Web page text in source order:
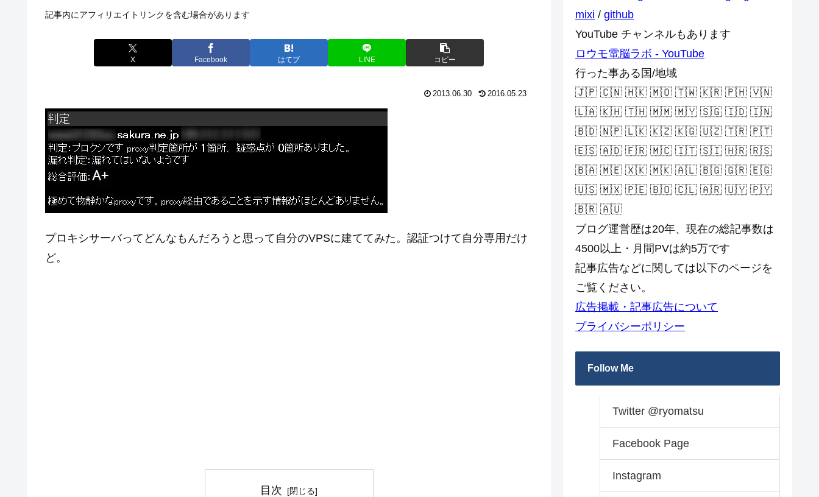
記事内にアフィリエイトリンクを含む場合があります
X Facebook はてブ LINE コピー
2013.06.30 2016.05.23
プロキシサーバってどんなもんだろうと思って自分のVPSに建ててみた。認証つけて自分専用だけ
ど。
目次
mixi / github
YouTube チャンネルもあります
ロウモ電脳ラボ - YouTube
行った事ある国/地域
🇯🇵 🇨🇳 🇭🇰 🇲🇴 🇹🇼 🇰🇷 🇵🇭 🇻🇳
🇱🇦 🇰🇭 🇹🇭 🇲🇲 🇲🇾 🇸🇬 🇮🇩 🇮🇳
🇧🇩 🇳🇵 🇱🇰 🇰🇿 🇰🇬 🇺🇿 🇹🇷 🇵🇹
🇪🇸 🇦🇩 🇫🇷 🇲🇨 🇮🇹 🇸🇮 🇭🇷 🇷🇸
🇧🇦 🇲🇪 🇽🇰 🇲🇰 🇦🇱 🇧🇬 🇬🇷 🇪🇬
🇺🇸 🇲🇽 🇵🇪 🇧🇴 🇨🇱 🇦🇷 🇺🇾 🇵🇾
🇧🇷 🇦🇺
ブログ運営歴は20年、現在の総記事数は
4500以上・月間PVは約5万です
記事広告などに関しては以下のページを
ご覧ください。
広告掲載・記事広告について
プライバシーポリシー
Follow Me
Twitter @ryomatsu
Facebook Page
Instagram